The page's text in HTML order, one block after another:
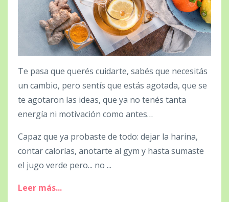
Te pasa que querés cuidarte, sabés que necesitás
un cambio, pero sentís que estás agotada, que se
te agotaron las ideas, que ya no tenés tanta
energía ni motivación como antes…
Capaz que ya probaste de todo: dejar la harina,
contar calorías, anotarte al gym y hasta sumaste
el jugo verde pero... no ...
Leer más...